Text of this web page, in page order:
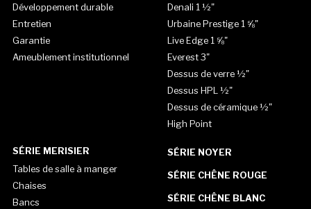
Développement durable
Entretien
Garantie
Ameublement institutionnel
Denali 1 ½"
Urbaine Prestige 1 ⅝"
Live Edge 1 ⅝"
Everest 3"
Dessus de verre ½"
Dessus HPL ½"
Dessus de céramique ½"
High Point
SÉRIE MERISIER
Tables de salle à manger
Chaises
Bancs
SÉRIE NOYER
SÉRIE CHÊNE ROUGE
SÉRIE CHÊNE BLANC